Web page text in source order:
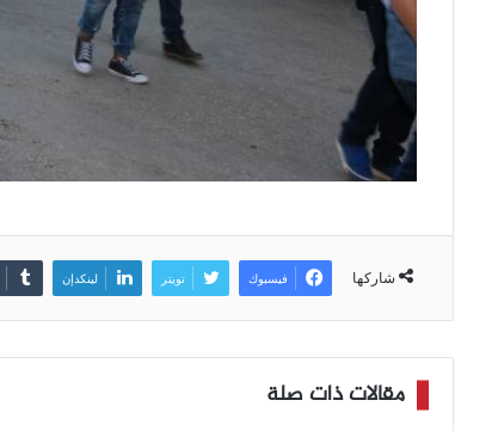
شاركها فيسبوك تويتر لينكدإن
مقالات ذات صلة